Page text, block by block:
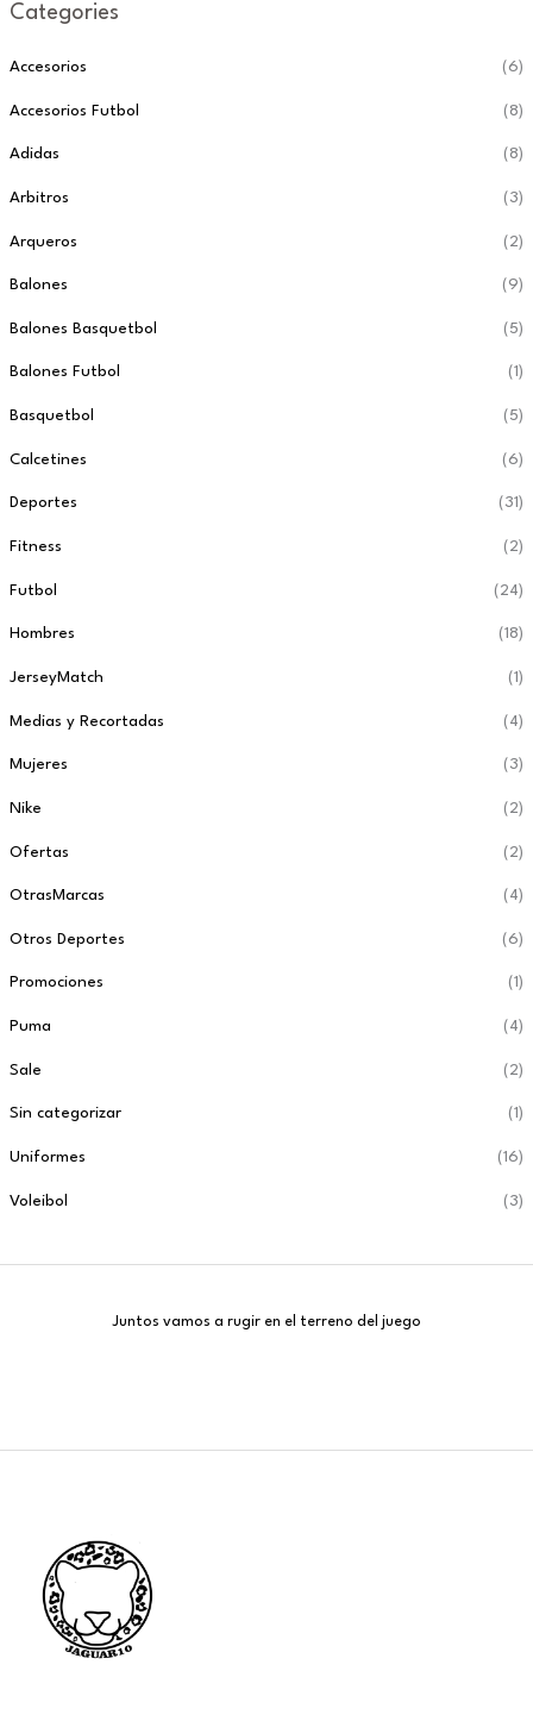
Categories
Accesorios (6)
Accesorios Futbol (8)
Adidas (8)
Arbitros (3)
Arqueros (2)
Balones (9)
Balones Basquetbol (5)
Balones Futbol (1)
Basquetbol (5)
Calcetines (6)
Deportes (31)
Fitness (2)
Futbol (24)
Hombres (18)
JerseyMatch (1)
Medias y Recortadas (4)
Mujeres (3)
Nike (2)
Ofertas (2)
OtrasMarcas (4)
Otros Deportes (6)
Promociones (1)
Puma (4)
Sale (2)
Sin categorizar (1)
Uniformes (16)
Voleibol (3)
Juntos vamos a rugir en el terreno del juego